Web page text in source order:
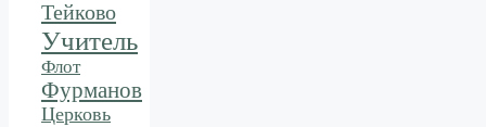
Тейково
Учитель
Флот
Фурманов
Церковь